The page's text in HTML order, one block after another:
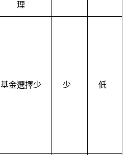
理
基金選擇少 少 低